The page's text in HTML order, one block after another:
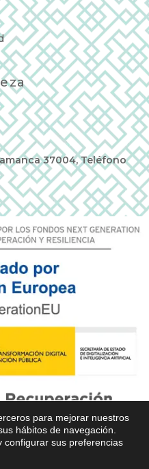
37004, Teléfono
para mejorar nuestros
hábitos de navegación.
configurar sus preferencias